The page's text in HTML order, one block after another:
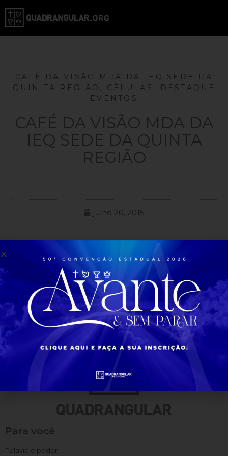
CAFÉ DA VISÃO MDA DA IEQ SEDE DA
QUIN TA REGIÃO , CÉLULAS ,
DESTAQUE
EVENTOS
CAFÉ DA VISÃO MDA DA
IEQ SEDE DA QUINTA
REGIÃO
julho 20, 2015
Veja e Saiba Mais ⇒ Acesse
Todas as Noticias
Para você
Palavra e poder